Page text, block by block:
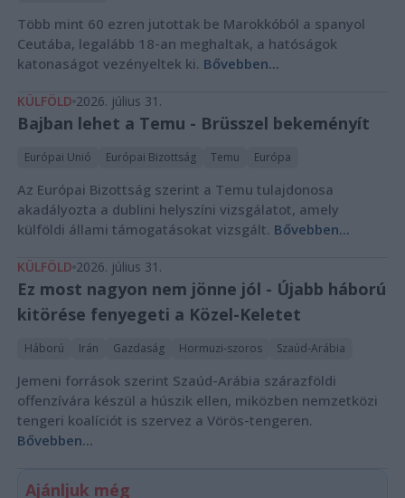
Több mint 60 ezren jutottak be Marokkóból a spanyol
Ceutába, legalább 18-an meghaltak, a hatóságok
katonaságot vezényeltek ki. Bővebben...
KÜLFÖLD 2026. július 31.
Bajban lehet a Temu - Brüsszel bekeményít
Európai Unió Európai Bizottság Temu Európa
Az Európai Bizottság szerint a Temu tulajdonosa
akadályozta a dublini helyszíni vizsgálatot, amely
külföldi állami támogatásokat vizsgált. Bővebben...
KÜLFÖLD 2026. július 31.
Ez most nagyon nem jönne jól - Újabb háború
kitörése fenyegeti a Közel-Keletet
Háború Irán Gazdaság Hormuzi-szoros Szaúd-Arábia
Jemeni források szerint Szaúd-Arábia szárazföldi
offenzívára készül a húszik ellen, miközben nemzetközi
tengeri koalíciót is szervez a Vörös-tengeren.
Bővebben...
Ajánljuk még